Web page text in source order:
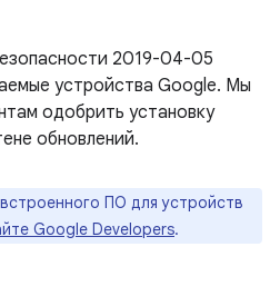
2019-04-05
устройства Google. Мы
одобрить установку
обновлений.
ПО для устройств
Google Developers.